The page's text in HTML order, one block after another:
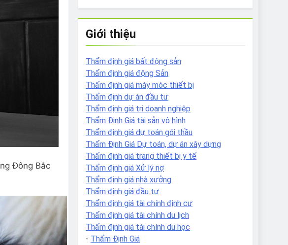
Đông Bắc
Giới thiệu
Thẩm định giá bất động sản
Thẩm định giá động Sản
Thẩm định giá máy móc thiết bị
Thẩm định dự án đầu tư
Thẩm định giá tri doanh nghiệp
Thẩm Định Giá tài sản vô hình
Thẩm định giá dự toán gói thầu
Thẩm Định Giá Dự toán, dự án xây dựng
Thẩm định giá trang thiết bị y tế
Thẩm định giá Xử lý nợ
Thẩm định giá nhà xưởng
Thẩm định giá đầu tư
Thẩm định giá tài chính định cư
Thẩm định giá tài chính du lịch
Thẩm định giá tài chính du học
- Thẩm Định Giá